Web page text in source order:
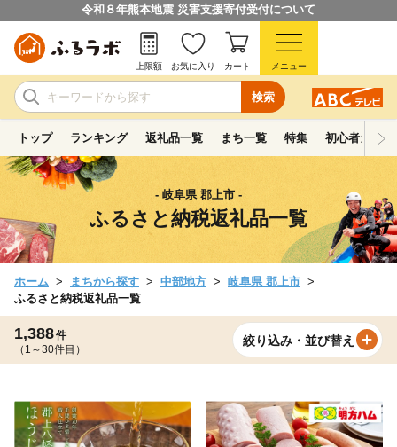
令和８年熊本地震 災害支援寄付受付について
検索
上限額 お気に入り カート メニュー
トップ ランキング 返礼品一覧 まち一覧 特集 初心者ガイド
- 岐阜県 郡上市 -
ふるさと納税返礼品一覧
ホーム まちから探す 中部地方
岐阜県 郡上市
ふるさと納税返礼品一覧
1,388件
（1～30件目）
絞り込み・並び替え